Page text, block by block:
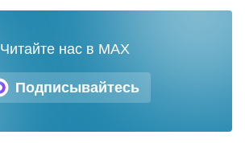
Подписывайтесь
Читайте нас в MAX